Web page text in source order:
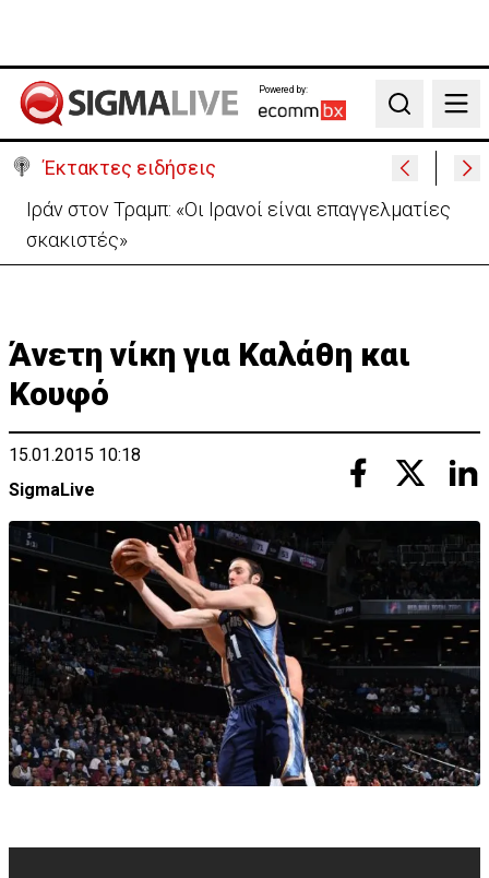
Powered by:
Search
Έκτακτες ειδήσεις
ΒΙΝΤΕΟ: Η στιγμή που ναυαγοσώστες στην Κύπρο
αποτρέπουν την τραγωδία
Άνετη νίκη για Καλάθη και
Κουφό
15.01.2015 10:18
SigmaLive